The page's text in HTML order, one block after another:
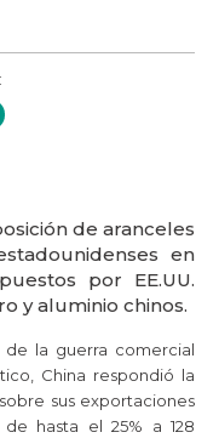
de aranceles
en
por EE.UU.
y aluminio chinos.
de la guerra comercial
China respondió la
sus exportaciones
hasta el 25% a 128